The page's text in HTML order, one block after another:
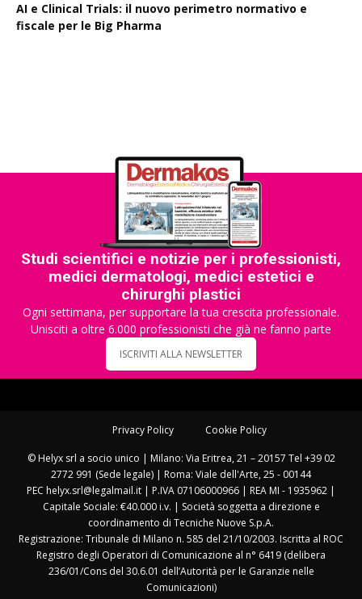
AI e Clinical Trials: il nuovo perimetro normativo e
fiscale per le Big Pharma
Studi scientifici e notizie per i professionisti,
medici dermatologi, medici estetici e
chirurghi plastici
Ogni settimana, per supportare la tua crescita professionale.
Unisciti a oltre 6.000 professionisti che già ne fanno parte
ISCRIVITI ALLA NEWSLETTER
Privacy Policy Cookie Policy
© Helyx srl a socio unico | Milano: Via Eritrea, 21 – 20157 Tel +39 02
2772 991 (Sede legale) | Roma: Viale dell'Arte, 25 - 00144
PEC helyx.srl@legalmail.it | P.IVA 07106000966 | REA MI - 1935962 |
Capitale Sociale: €40.000 i.v. | Società soggetta a direzione e
coordinamento di Tecniche Nuove S.p.A.
Registrazione: Tribunale di Milano n. 585 del 21/10/2003. Iscritta al ROC
Registro degli Operatori di Comunicazione al n° 6419 (delibera
236/01/Cons del 30.6.01 dell’Autorità per le Garanzie nelle
Comunicazioni)